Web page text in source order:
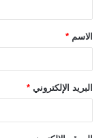
الاسم *
البريد الإلكتروني *